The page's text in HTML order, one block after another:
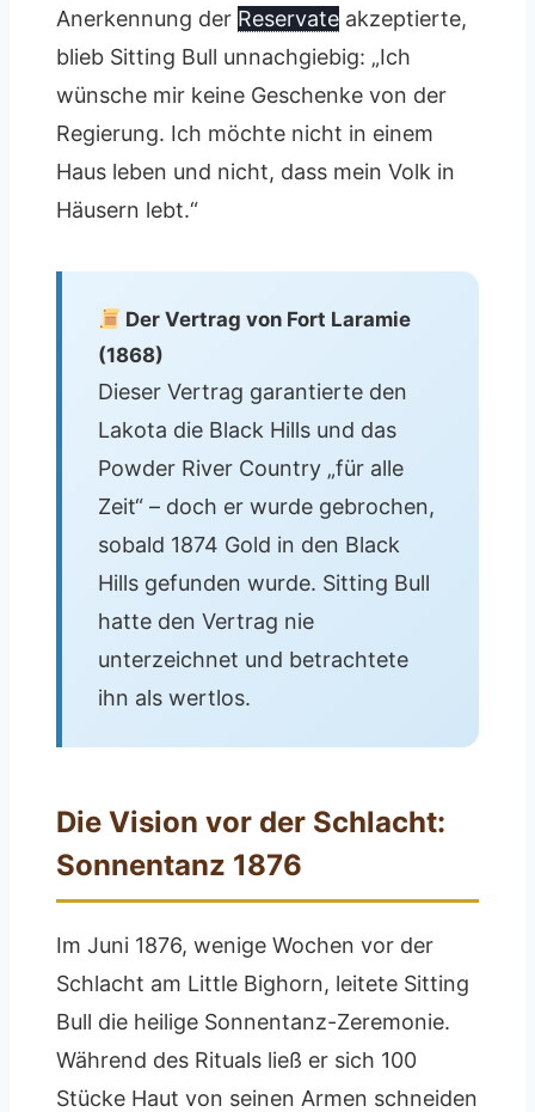
Anerkennung der Reservate akzeptierte,
blieb Sitting Bull unnachgiebig: „Ich
wünsche mir keine Geschenke von der
Regierung. Ich möchte nicht in einem
Haus leben und nicht, dass mein Volk in
Häusern lebt.“
Der Vertrag von Fort Laramie
(1868)
Dieser Vertrag garantierte den
Lakota die Black Hills und das
Powder River Country „für alle
Zeit“ – doch er wurde gebrochen,
sobald 1874 Gold in den Black
Hills gefunden wurde. Sitting Bull
hatte den Vertrag nie
unterzeichnet und betrachtete
ihn als wertlos.
Die Vision vor der Schlacht:
Sonnentanz 1876
Im Juni 1876, wenige Wochen vor der
Schlacht am Little Bighorn, leitete Sitting
Bull die heilige Sonnentanz-Zeremonie.
Während des Rituals ließ er sich 100
Stücke Haut von seinen Armen schneiden